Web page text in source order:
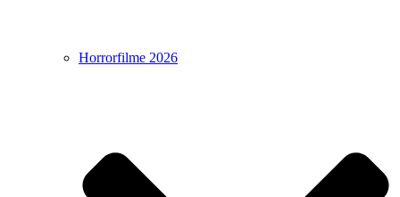
Horrorfilme 2026